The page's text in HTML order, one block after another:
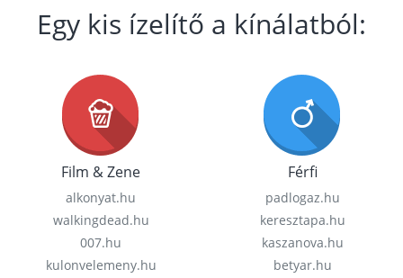
Egy kis ízelítő a kínálatból:
Film & Zene
alkonyat.hu
walkingdead.hu
007.hu
kulonvelemeny.hu
Férfi
padlogaz.hu
keresztapa.hu
kaszanova.hu
betyar.hu